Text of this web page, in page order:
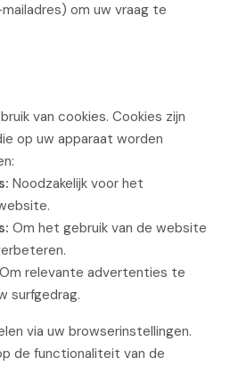
om uw vraag te
van cookies. Cookies zijn
op uw apparaat worden
Noodzakelijk voor het
Om het gebruik van de website
Om relevante advertenties te
surfgedrag.
via uw browserinstellingen.
de functionaliteit van de